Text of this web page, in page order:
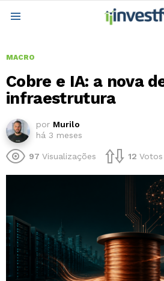
MACRO
Cobre e IA: a nova
infraestrutura
por Murilo
há 3 meses
97 Visualizações 12 Votos